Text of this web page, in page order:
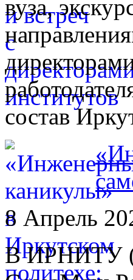
вуза,
состав
8 Апрель
В ИРНИТУ